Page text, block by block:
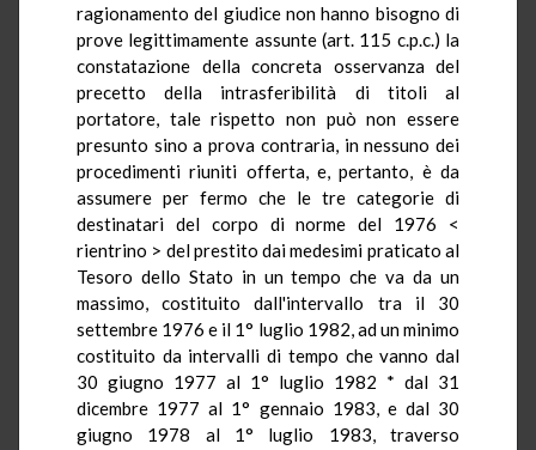
ragionamento del giudice non hanno bisogno di
prove legittimamente assunte (art. 115 c.p.c.) la
constatazione della concreta osservanza del
precetto della intrasferibilità di titoli al
portatore, tale rispetto non può non essere
presunto sino a prova contraria, in nessuno dei
procedimenti riuniti offerta, e, pertanto, è da
assumere per fermo che le tre categorie di
destinatari del corpo di norme del 1976 <
rientrino > del prestito dai medesimi praticato al
Tesoro dello Stato in un tempo che va da un
massimo, costituito dall'intervallo tra il 30
settembre 1976 e il 1° luglio 1982, ad un minimo
costituito da intervalli di tempo che vanno dal
30 giugno 1977 al 1° luglio 1982 * dal 31
dicembre 1977 al 1° gennaio 1983, e dal 30
giugno 1978 al 1° luglio 1983, traverso